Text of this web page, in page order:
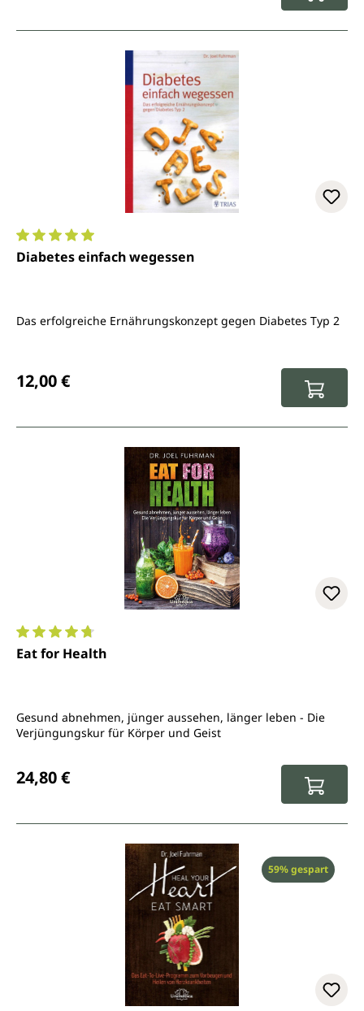
Durchschnittliche Bewertung von 5 von 5 Sternen
Diabetes einfach wegessen
Das erfolgreiche Ernährungskonzept gegen Diabetes Typ 2
12,00 €
Durchschnittliche Bewertung von 4.7 von 5 Sternen
Eat for Health
Gesund abnehmen, jünger aussehen, länger leben - Die
Verjüngungskur für Körper und Geist
24,80 €
Rabatt
59% gespart